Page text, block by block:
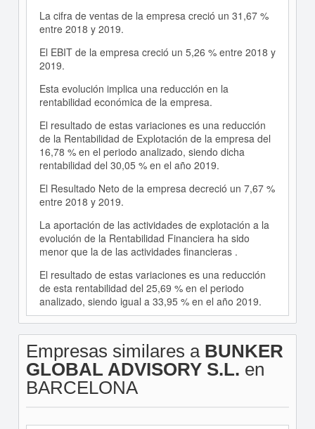
La cifra de ventas de la empresa creció un 31,67 %
entre 2018 y 2019.
El EBIT de la empresa creció un 5,26 % entre 2018 y
2019.
Esta evolución implica una reducción en la
rentabilidad económica de la empresa.
El resultado de estas variaciones es una reducción
de la Rentabilidad de Explotación de la empresa del
16,78 % en el periodo analizado, siendo dicha
rentabilidad del 30,05 % en el año 2019.
El Resultado Neto de la empresa decreció un 7,67 %
entre 2018 y 2019.
La aportación de las actividades de explotación a la
evolución de la Rentabilidad Financiera ha sido
menor que la de las actividades financieras .
El resultado de estas variaciones es una reducción
de esta rentabilidad del 25,69 % en el periodo
analizado, siendo igual a 33,95 % en el año 2019.
Empresas similares a BUNKER
GLOBAL ADVISORY S.L. en
BARCELONA